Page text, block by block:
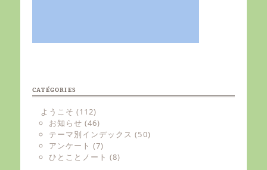
CATÉGORIES
ようこそ (112)
お知らせ (46)
テーマ別インデックス (50)
アンケート (7)
ひとことノート (8)